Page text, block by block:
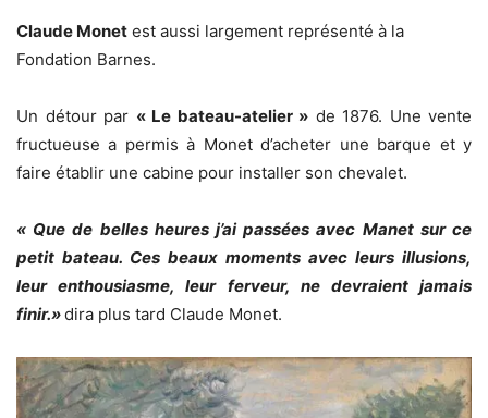
Claude Monet est aussi largement représenté à la
Fondation Barnes.
Un détour par « Le bateau-atelier » de 1876. Une vente
fructueuse a permis à Monet d’acheter une barque et y
faire établir une cabine pour installer son chevalet.
« Que de belles heures j’ai passées avec Manet sur ce
petit bateau. Ces beaux moments avec leurs illusions,
leur enthousiasme, leur ferveur, ne devraient jamais
finir.»dira plus tard Claude Monet.